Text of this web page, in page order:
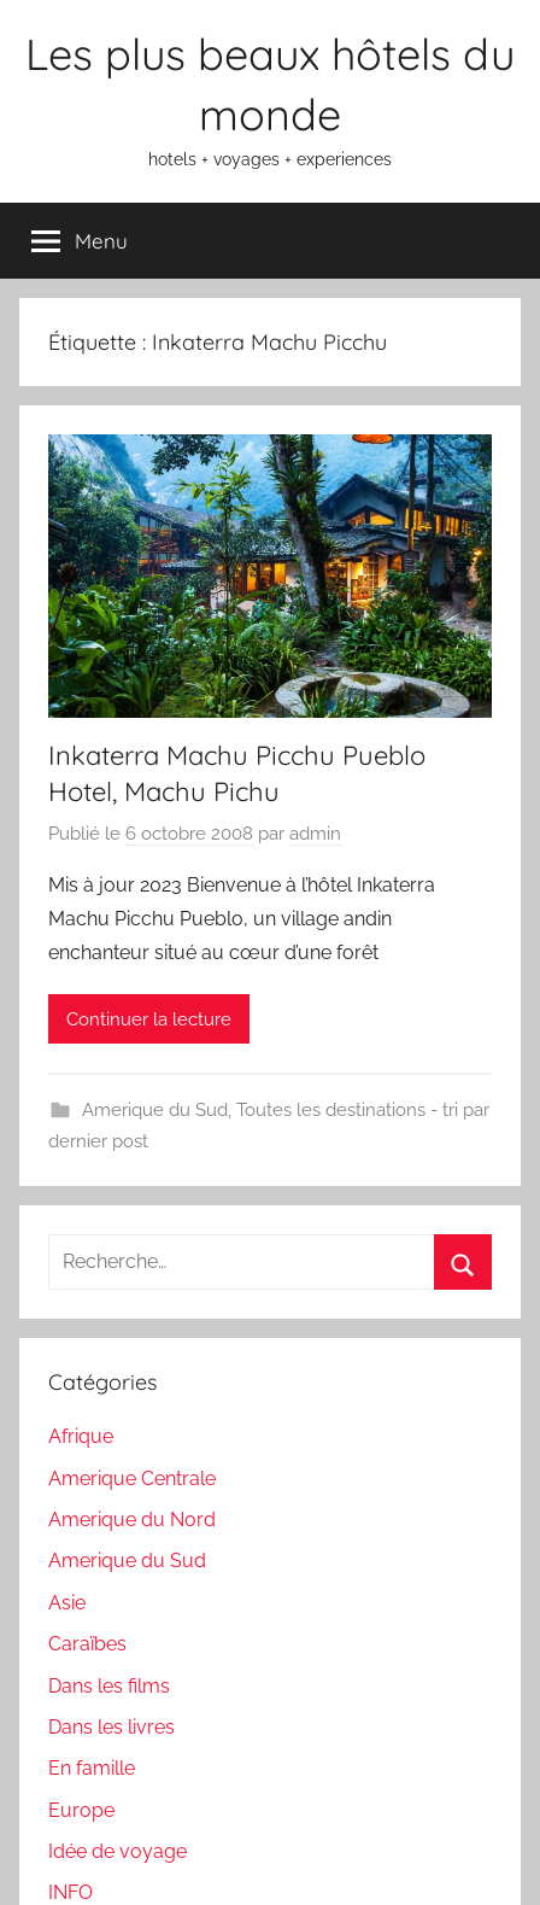
Les plus beaux hôtels du
monde
hotels + voyages + experiences
Menu
Étiquette : Inkaterra Machu Picchu
Inkaterra Machu Picchu Pueblo
Hotel, Machu Pichu
Publié le 6 octobre 2008 par admin
Mis à jour 2023 Bienvenue à l’hôtel Inkaterra
Machu Picchu Pueblo, un village andin
enchanteur situé au cœur d’une forêt
Continuer la lecture
Amerique du Sud, Toutes les destinations - tri par
dernier post
Recherche
:
Catégories
Afrique
Amerique Centrale
Amerique du Nord
Amerique du Sud
Asie
Caraïbes
Dans les films
Dans les livres
En famille
Europe
Idée de voyage
INFO